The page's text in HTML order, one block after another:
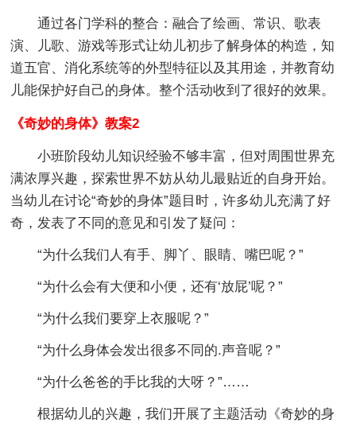
通过各门学科的整合：融合了绘画、常识、歌表
演、儿歌、游戏等形式让幼儿初步了解身体的构造，知
道五官、消化系统等的外型特征以及其用途，并教育幼
儿能保护好自己的身体。整个活动收到了很好的效果。
《奇妙的身体》教案2
小班阶段幼儿知识经验不够丰富，但对周围世界充
满浓厚兴趣，探索世界不妨从幼儿最贴近的自身开始。
当幼儿在讨论“奇妙的身体”题目时，许多幼儿充满了好
奇，发表了不同的意见和引发了疑问：
“为什么我们人有手、脚丫、眼睛、嘴巴呢？”
“为什么会有大便和小便，还有‘放屁’呢？”
“为什么我们要穿上衣服呢？”
“为什么身体会发出很多不同的.声音呢？”
“为什么爸爸的手比我的大呀？”……
根据幼儿的兴趣，我们开展了主题活动《奇妙的身